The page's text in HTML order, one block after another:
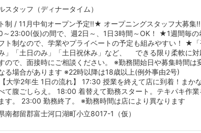
スタッフ（ディナータイム）
制 / 11月中旬オープン予定!!★ オープニングスタッフ大募集!!
～23:00(仮)の間で、週2日～、1日3時間～OK！ ★1週間毎の
ト制なので、学業やプライベートの予定も組みやすい！ ★
」「土日のみ」「土日祝休み」など、 できる限り柔軟に対
ので、面接時にご相談ください。 ※勤務開始日や募集時間は
る場合があります ※22時以降は18歳以上(例外事由2号)
学2年生 1日の流れ】 17:30 授業を終えて店に到着！まか
て腹ごしらえ。 18:00 着替えて勤務スタート。テキパキ作業
す。 23:00 勤務終了。 ※勤務時間は店により異なります
南都留郡富士河口湖町小立8017-1（仮）